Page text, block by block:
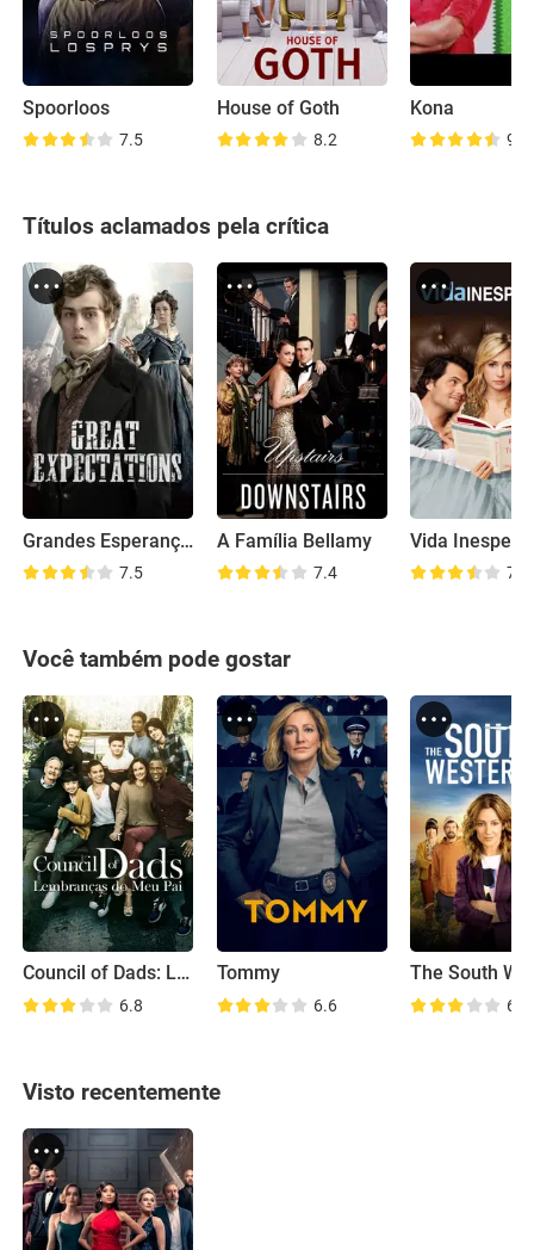
Spoorloos
7.5
House of Goth
8.2
Kona
9.0
Títulos aclamados pela crítica
Grandes Esperanças
7.5
A Família Bellamy
7.4
Vida
7.5
Você também pode gostar
Council of Dads: Lembranças do Meu Pai
6.8
Tommy
6.6 6.3
Visto recentemente